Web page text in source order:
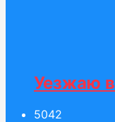
Уезжаю
5042